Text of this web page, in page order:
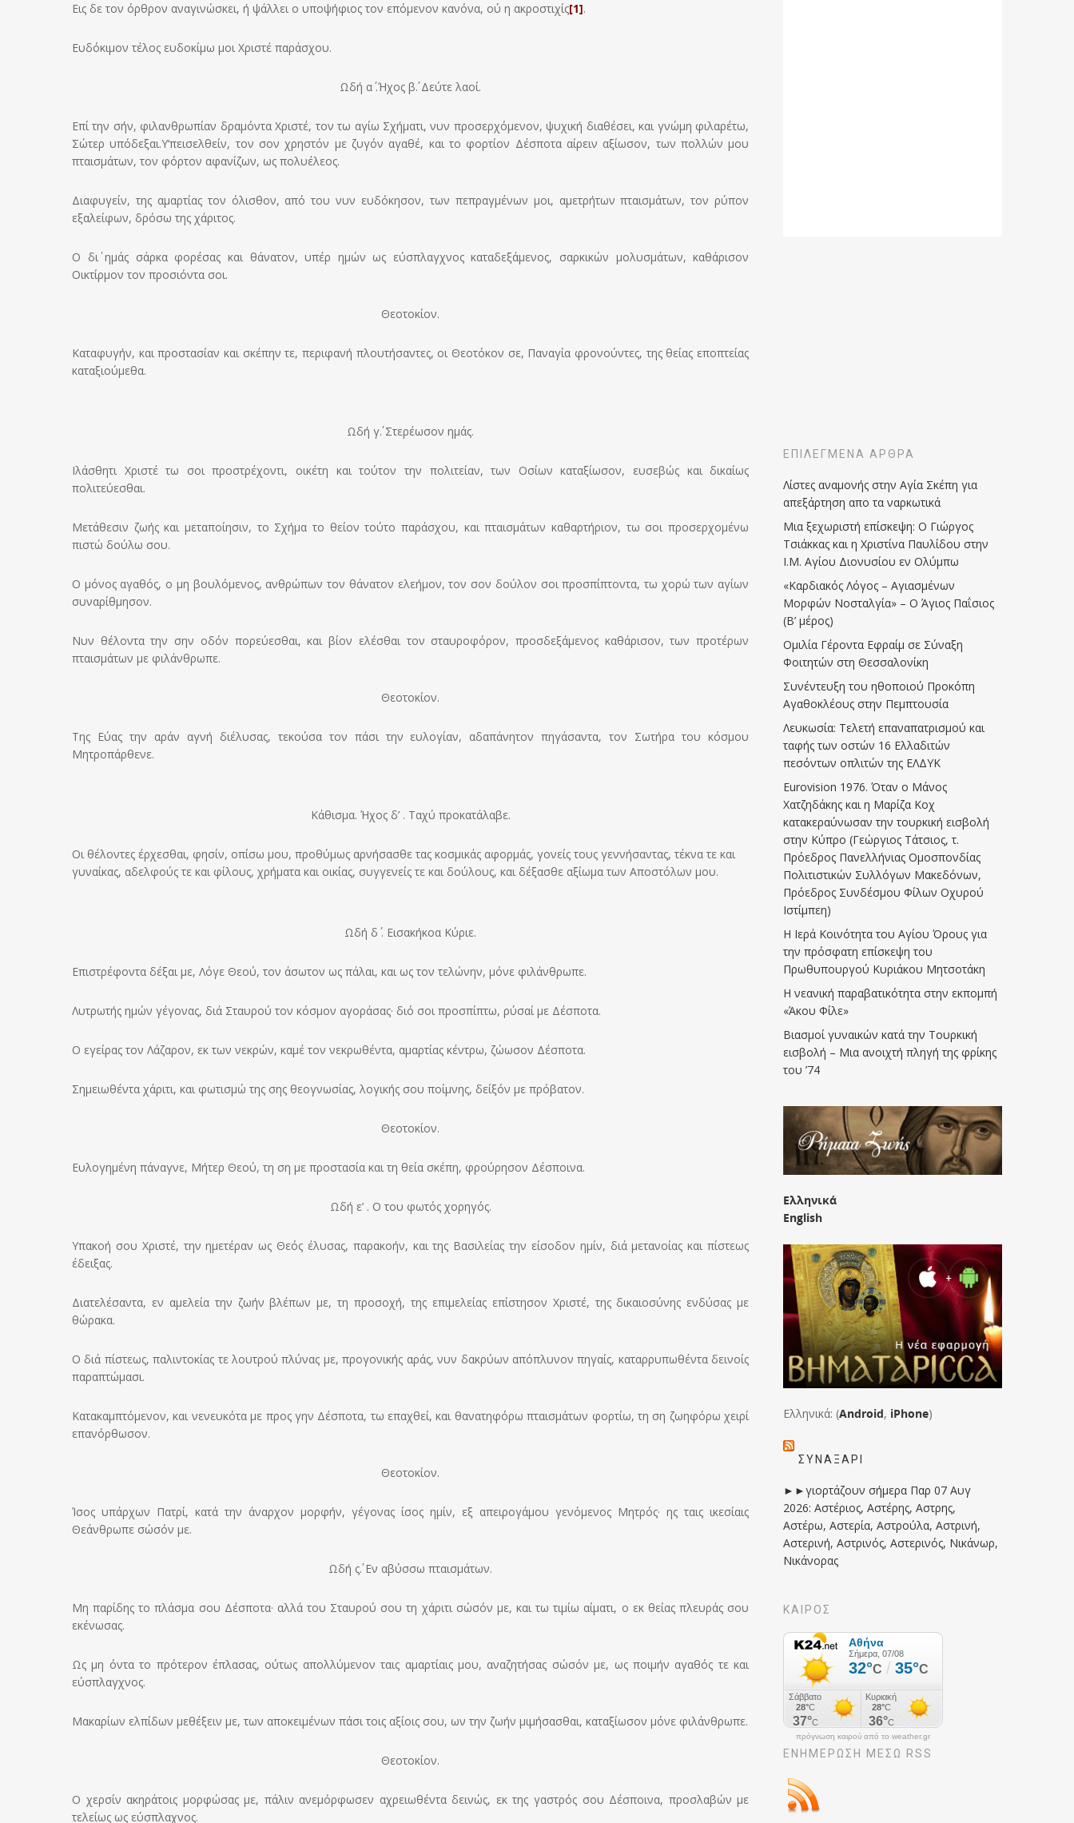
Εις δε τον όρθρον αναγινώσκει, ή ψάλλει ο υποψήφιος τον επόμενον κανόνα, ού η ακροστιχίς[1].
Ευδόκιμον τέλος ευδοκίμω μοι Χριστέ παράσχου.
Ωδή α΄ .Ήχος β΄. Δεύτε λαοί.
Επί την σήν, φιλανθρωπίαν δραμόντα Χριστέ, τον τω αγίω Σχήματι, νυν προσερχόμενον, ψυχική διαθέσει, και γνώμη φιλαρέτω,
Σώτερ υπόδεξαι.Υ‘πεισελθείν, τον σον χρηστόν με ζυγόν αγαθέ, και το φορτίον Δέσποτα αίρειν αξίωσον, των πολλών μου
πταισμάτων, τον φόρτον αφανίζων, ως πολυέλεος.
Διαφυγείν, της αμαρτίας τον όλισθον, από του νυν ευδόκησον, των πεπραγμένων μοι, αμετρήτων πταισμάτων, τον ρύπον
εξαλείφων, δρόσω της χάριτος.
Ο δι΄ ημάς σάρκα φορέσας και θάνατον, υπέρ ημών ως εύσπλαγχνος καταδεξάμενος, σαρκικών μολυσμάτων, καθάρισον
Οικτίρμον τον προσιόντα σοι.
Θεοτοκίον.
Καταφυγήν, και προστασίαν και σκέπην τε, περιφανή πλουτήσαντες, οι Θεοτόκον σε, Παναγία φρονούντες, της θείας εποπτείας
καταξιούμεθα.
Ωδή γ΄. Στερέωσον ημάς.
Ιλάσθητι Χριστέ τω σοι προστρέχοντι, οικέτη και τούτον την πολιτείαν, των Οσίων καταξίωσον, ευσεβώς και δικαίως
πολιτεύεσθαι.
Μετάθεσιν ζωής και μεταποίησιν, το Σχήμα το θείον τούτο παράσχου, και πταισμάτων καθαρτήριον, τω σοι προσερχομένω
πιστώ δούλω σου.
Ο μόνος αγαθός, ο μη βουλόμενος, ανθρώπων τον θάνατον ελεήμον, τον σον δούλον σοι προσπίπτοντα, τω χορώ των αγίων
συναρίθμησον.
Νυν θέλοντα την σην οδόν πορεύεσθαι, και βίον ελέσθαι τον σταυροφόρον, προσδεξάμενος καθάρισον, των προτέρων
πταισμάτων με φιλάνθρωπε.
Θεοτοκίον.
Της Εύας την αράν αγνή διέλυσας, τεκούσα τον πάσι την ευλογίαν, αδαπάνητον πηγάσαντα, τον Σωτήρα του κόσμου
Μητροπάρθενε.
Κάθισμα. Ήχος δ’ . Ταχύ προκατάλαβε.
Οι θέλοντες έρχεσθαι, φησίν, οπίσω μου, προθύμως αρνήσασθε τας κοσμικάς αφορμάς, γονείς τους γεννήσαντας, τέκνα τε και
γυναίκας, αδελφούς τε και φίλους, χρήματα και οικίας, συγγενείς τε και δούλους, και δέξασθε αξίωμα των Αποστόλων μου.
Ωδή δ΄ . Εισακήκοα Κύριε.
Επιστρέφοντα δέξαι με, Λόγε Θεού, τον άσωτον ως πάλαι, και ως τον τελώνην, μόνε φιλάνθρωπε.
Λυτρωτής ημών γέγονας, διά Σταυρού τον κόσμον αγοράσας· διό σοι προσπίπτω, ρύσαί με Δέσποτα.
Ο εγείρας τον Λάζαρον, εκ των νεκρών, καμέ τον νεκρωθέντα, αμαρτίας κέντρω, ζώωσον Δέσποτα.
Σημειωθέντα χάριτι, και φωτισμώ της σης θεογνωσίας, λογικής σου ποίμνης, δείξόν με πρόβατον.
Θεοτοκίον.
Ευλογημένη πάναγνε, Μήτερ Θεού, τη ση με προστασία και τη θεία σκέπη, φρούρησον Δέσποινα.
Ωδή ε’ . Ο του φωτός χορηγός.
Υπακοή σου Χριστέ, την ημετέραν ως Θεός έλυσας, παρακοήν, και της Βασιλείας την είσοδον ημίν, διά μετανοίας και πίστεως
έδειξας.
Διατελέσαντα, εν αμελεία την ζωήν βλέπων με, τη προσοχή, της επιμελείας επίστησον Χριστέ, της δικαιοσύνης ενδύσας με
θώρακα.
Ο διά πίστεως, παλιντοκίας τε λουτρού πλύνας με, προγονικής αράς, νυν δακρύων απόπλυνον πηγαίς, καταρρυπωθέντα δεινοίς
παραπτώμασι.
Κατακαμπτόμενον, και νενευκότα με προς γην Δέσποτα, τω επαχθεί, και θανατηφόρω πταισμάτων φορτίω, τη ση ζωηφόρω χειρί
επανόρθωσον.
Θεοτοκίον.
Ίσος υπάρχων Πατρί, κατά την άναρχον μορφήν, γέγονας ίσος ημίν, εξ απειρογάμου γενόμενος Μητρός· ης ταις ικεσίαις
Θεάνθρωπε σώσόν με.
Ωδή ς΄. Εν αβύσσω πταισμάτων.
Μη παρίδης το πλάσμα σου Δέσποτα· αλλά του Σταυρού σου τη χάριτι σώσόν με, και τω τιμίω αίματι, ο εκ θείας πλευράς σου
εκένωσας.
Ως μη όντα το πρότερον έπλασας, ούτως απολλύμενον ταις αμαρτίαις μου, αναζητήσας σώσόν με, ως ποιμήν αγαθός τε και
εύσπλαγχνος.
Μακαρίων ελπίδων μεθέξειν με, των αποκειμένων πάσι τοις αξίοις σου, ων την ζωήν μιμήσασθαι, καταξίωσον μόνε φιλάνθρωπε.
Θεοτοκίον.
Ο χερσίν ακηράτοις μορφώσας με, πάλιν ανεμόρφωσεν αχρειωθέντα δεινώς, εκ της γαστρός σου Δέσποινα, προσλαβών με
τελείως ως εύσπλαχνος.
ΕΠΙΛΕΓΜΈΝΑ ΆΡΘΡΑ
Λίστες αναμονής στην Αγία Σκέπη για
απεξάρτηση απο τα ναρκωτικά
Μια ξεχωριστή επίσκεψη: Ο Γιώργος
Τσιάκκας και η Χριστίνα Παυλίδου στην
Ι.Μ. Αγίου Διονυσίου εν Ολύμπω
«Καρδιακός Λόγος – Αγιασμένων
Μορφών Νοσταλγία» – Ο Άγιος Παΐσιος
(Β’ μέρος)
Ομιλία Γέροντα Εφραίμ σε Σύναξη
Φοιτητών στη Θεσσαλονίκη
Συνέντευξη του ηθοποιού Προκόπη
Αγαθοκλέους στην Πεμπτουσία
Λευκωσία: Τελετή επαναπατρισμού και
ταφής των οστών 16 Ελλαδιτών
πεσόντων οπλιτών της ΕΛΔΥΚ
Eurovision 1976. Όταν ο Μάνος
Χατζηδάκης και η Μαρίζα Κοχ
κατακεραύνωσαν την τουρκική εισβολή
στην Κύπρο (Γεώργιος Τάτσιος, τ.
Πρόεδρος Πανελλήνιας Ομοσπονδίας
Πολιτιστικών Συλλόγων Μακεδόνων,
Πρόεδρος Συνδέσμου Φίλων Οχυρού
Ιστίμπεη)
Η Ιερά Κοινότητα του Αγίου Όρους για
την πρόσφατη επίσκεψη του
Πρωθυπουργού Κυριάκου Μητσοτάκη
Η νεανική παραβατικότητα στην εκπομπή
«Άκου Φίλε»
Βιασμοί γυναικών κατά την Τουρκική
εισβολή – Μια ανοιχτή πληγή της φρίκης
του ’74
Ελληνικά
English
Ελληνικά: (Android, iPhone)
ΣΥΝΑΞΆΡΙ
►►γιορτάζουν σήμερα Παρ 07 Αυγ
2026: Αστέριος, Αστέρης, Αστρης,
Αστέρω, Αστερία, Αστρούλα, Αστρινή,
Αστερινή, Αστρινός, Αστερινός, Νικάνωρ,
Νικάνορας
ΚΑΙΡΟΣ
πρόγνωση καιρού από το weather.gr
ΕΝΗΜΈΡΩΣΉ ΜΕΣΩ RSS